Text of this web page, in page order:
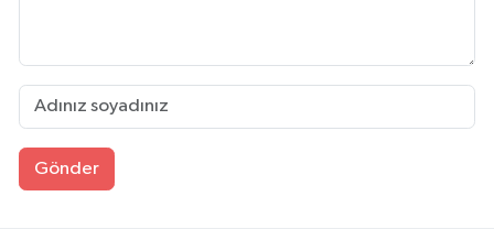
Gönder